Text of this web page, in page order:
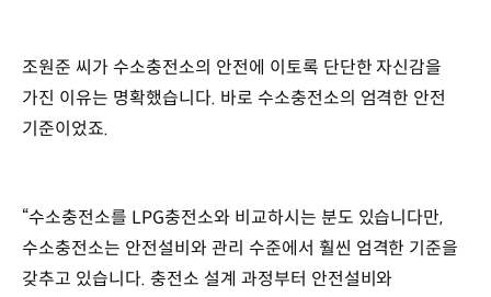
조원준 씨가 수소충전소의 안전에 이토록 단단한 자신감을
가진 이유는 명확했습니다. 바로 수소충전소의 엄격한 안전
기준이었죠.
“수소충전소를 LPG충전소와 비교하시는 분도 있습니다만,
수소충전소는 안전설비와 관리 수준에서 훨씬 엄격한 기준을
갖추고 있습니다. 충전소 설계 과정부터 안전설비와